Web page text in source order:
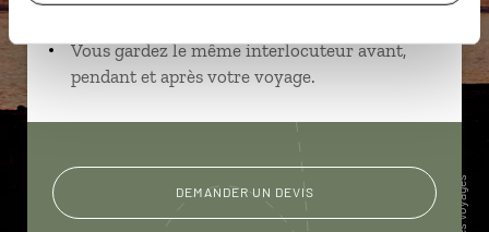
téléphone.
Vous gardez le même interlocuteur avant,
pendant et après votre voyage.
DEMANDER UN DEVIS